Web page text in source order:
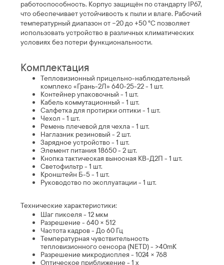
работоспособность. Корпус защищён по стандарту IP67,
что обеспечивает устойчивость к пыли и влаге. Рабочий
температурный диапазон от −20 до +50 °C позволяет
использовать устройство в различных климатических
условиях без потери функциональности.
Комплектация
Тепловизионный прицельно-наблюдательный
комплекс «Грань-2Л» 640-25-22 - 1 шт.
Контейнер упаковочный - 1 шт.
Кабель коммутационный - 1 шт.
Салфетка для протирки оптики - 1 шт.
Чехол - 1 шт.
Ремень плечевой для чехла - 1 шт.
Наглазник резиновый - 2 шт.
Зарядное устройство - 1 шт.
Элемент питания 18650 - 2 шт.
Кнопка тактическая выносная КВ-Д2П - 1 шт.
Светофильтр - 1 шт.
Кронштейн Б-5 - 1 шт.
Руководство по эксплуатации - 1 шт.
Технические характеристики:
Шаг пикселя - 12 мкм
Разрешение - 640 × 512
Частота кадров - До 60 Гц
Температурная чувствительность
тепловизионного сенсора (NETD) - >40mK
Разрешение микродисплея - 1024 × 768
Оптическое приближение - 1 x